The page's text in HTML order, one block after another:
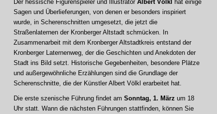
Der hessische Figurenspieler und Illustrator Albert Völkl
hat einige
Sagen und Überlieferungen, von denen er besonders inspiriert
wurde, in Scherenschnitten umgesetzt, die jetzt die
Straßenlaternen der Kronberger Altstadt schmücken. In
Zusammenarbeit mit dem Kronberger Altstadtkreis entstand der
Kronberger Laternenweg, der die Geschichten und Anekdoten der
Stadt ins Bild setzt. Historische Gegebenheiten, besondere Plätze
und außergewöhnliche Erzählungen sind die Grundlage der
Scherenschnitte, die der Künstler Albert Völkl erarbeitet hat.
Die erste szenische Führung findet am Sonntag, 1. März um 18
Uhr statt. Wann die nächsten Führungen stattfinden, können Sie